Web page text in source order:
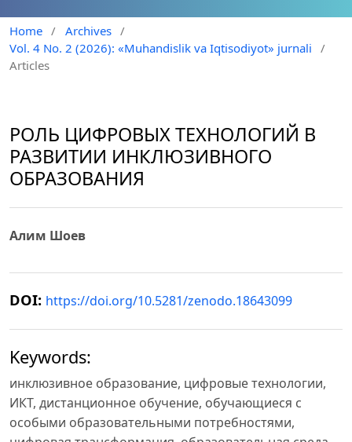
Home / Archives /
Vol. 4 No. 2 (2026): «Muhandislik va Iqtisodiyot» jurnali
/
Articles
РОЛЬ ЦИФРОВЫХ ТЕХНОЛОГИЙ В
РАЗВИТИИ ИНКЛЮЗИВНОГО
ОБРАЗОВАНИЯ
Алим Шоев
DOI: https://doi.org/10.5281/zenodo.18643099
Keywords:
инклюзивное образование, цифровые технологии,
ИКТ, дистанционное обучение, обучающиеся с
особыми образовательными потребностями,